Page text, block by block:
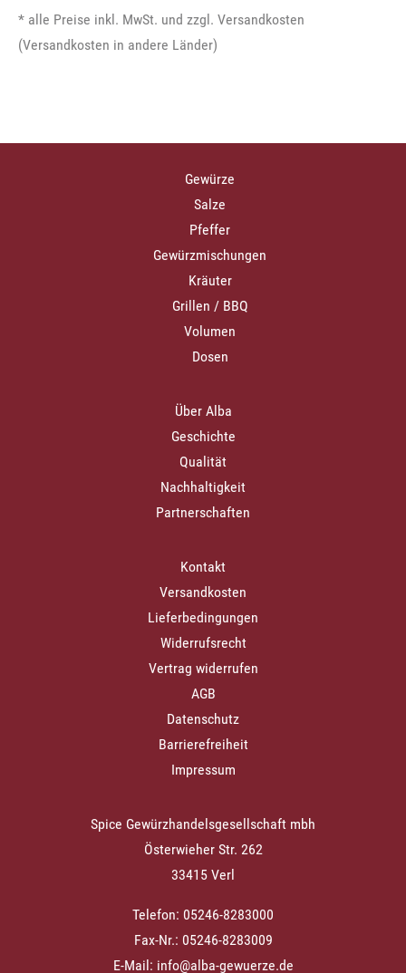
* alle Preise inkl. MwSt. und zzgl. Versandkosten
(Versandkosten in andere Länder)
Gewürze
Salze
Pfeffer
Gewürzmischungen
Kräuter
Grillen / BBQ
Volumen
Dosen
Über Alba
Geschichte
Qualität
Nachhaltigkeit
Partnerschaften
Kontakt
Versandkosten
Lieferbedingungen
Widerrufsrecht
Vertrag widerrufen
AGB
Datenschutz
Barrierefreiheit
Impressum
Spice Gewürzhandelsgesellschaft mbh
Österwieher Str. 262
33415 Verl
Telefon: 05246-8283000
Fax-Nr.: 05246-8283009
E-Mail: info@alba-gewuerze.de